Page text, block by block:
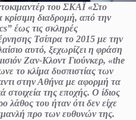
του ΣΚΑΪ «Στο
κρίσιμη διαδρομή, από την
έως τις σκληρές
Τσίπρα το 2015 με την
αυτό, ξεχωρίζει η φράση
Ζαν-Κλοντ Γιούνκερ, «the
το κλίμα δυσπιστίας των
στην Αθήνα με αφορμή τα
στοιχεία της εποχής. Ο ίδιος
λάθος του ήταν ότι δεν είχε
προ των ευθυνών της.